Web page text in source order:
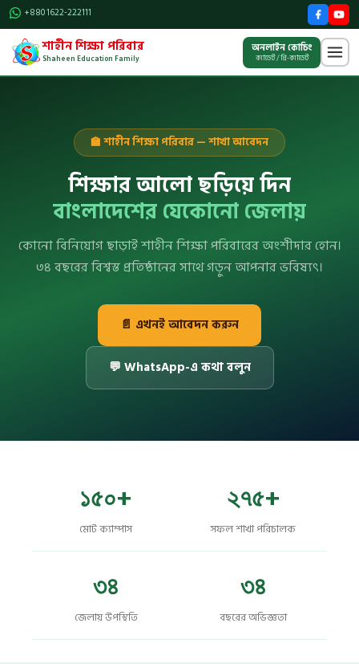
Skip
to
content
+880 1622-222111
শাহীন শিক্ষা পরিবার
Shaheen Education Family
অনলাইন কোচিং
ক্যাডেট / প্রি-ক্যাডেট
🏫 শাহীন শিক্ষা পরিবার — শাখা আবেদন
শিক্ষার আলো ছড়িয়ে দিন
বাংলাদেশের যেকোনো জেলায়
কোনো বিনিয়োগ ছাড়াই শাহীন শিক্ষা পরিবারের অংশীদার হোন।
৩৪ বছরের বিশ্বস্ত প্রতিষ্ঠানের সাথে গড়ুন আপনার ভবিষ্যৎ।
📄 এখনই আবেদন করুন
💬 WhatsApp-এ কথা বলুন
১৫০+
মোট ক্যাম্পাস
২৭৫+
সফল শাখা পরিচালক
৩৪
জেলায় উপস্থিতি
৩৪
বছরের অভিজ্ঞতা